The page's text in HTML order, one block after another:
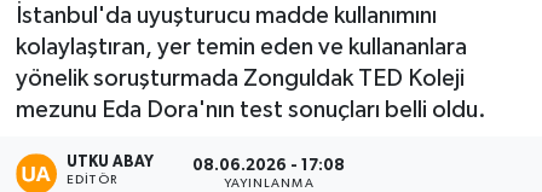
İstanbul'da uyuşturucu madde kullanımını
kolaylaştıran, yer temin eden ve kullananlara
yönelik soruşturmada Zonguldak TED Koleji
mezunu Eda Dora'nın test sonuçları belli oldu.
UTKU ABAY
EDITÖR
08.06.2026 - 17:08
YAYINLANMA
Devrek
Gökçebey
Bartın
Son Dakika Haberleri
Haber Arşivi